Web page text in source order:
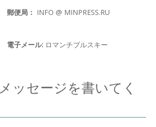
郵便局： INFO @ MINPRESS.RU
電子メール: ロマンチブルスキー
ッセージを書いてく